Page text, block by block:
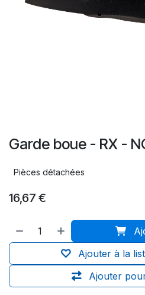
Garde boue - RX -
Pièces détachées
16,67 €
Ajouter
Ajouter à la